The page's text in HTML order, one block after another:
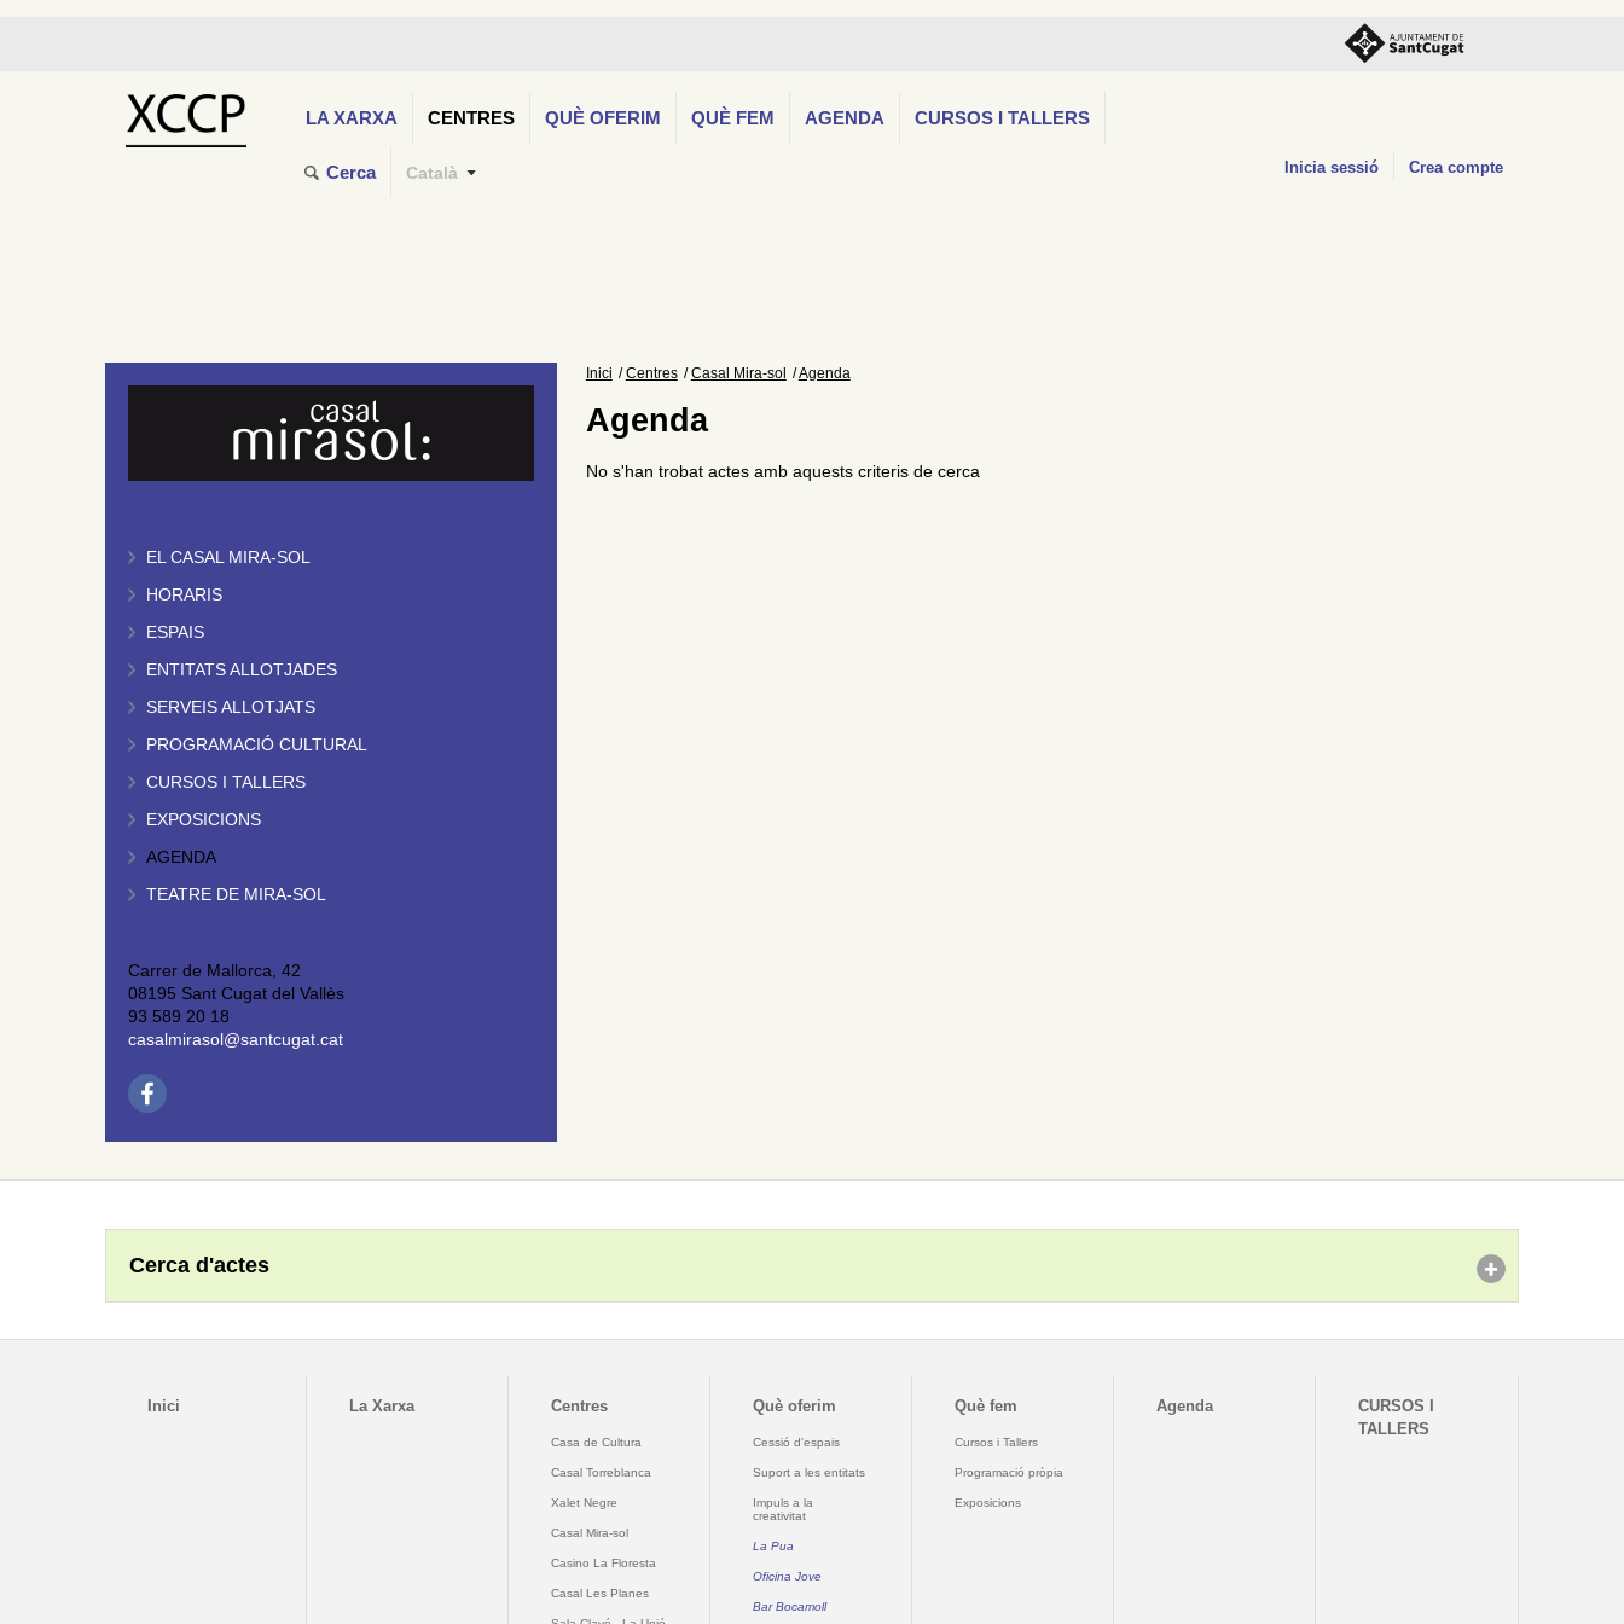
LA XARXA CENTRES QUÈ OFERIM QUÈ FEM AGENDA CURSOS I TALLERS
Cerca Català Inicia sessió Crea compte
EL CASAL MIRA-SOL
HORARIS
ESPAIS
ENTITATS ALLOTJADES
SERVEIS ALLOTJATS
PROGRAMACIÓ CULTURAL
CURSOS I TALLERS
EXPOSICIONS
AGENDA
TEATRE DE MIRA-SOL
Carrer de Mallorca, 42
08195 Sant Cugat del Vallès
93 589 20 18
casalmirasol@santcugat.cat
Inici Centres Casal Mira-sol Agenda
Agenda
No s'han trobat actes amb aquests criteris de cerca
Cerca d'actes
Inici La Xarxa Centres
Casa de Cultura
Casal Torreblanca
Xalet Negre
Casal Mira-sol
Casino La Floresta
Casal Les Planes
Què oferim
Cessió d'espais
Suport a les entitats
Impuls a la
creativitat
La Pua
Oficina Jove
Bar Bocamoll
Què fem
Cursos i Tallers
Programació pròpia
Exposicions
Agenda
CURSOS I
TALLERS